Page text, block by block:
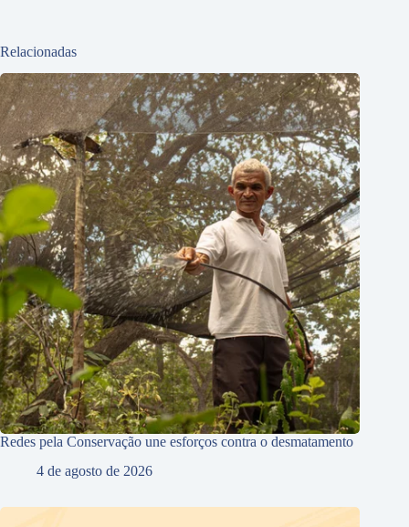
Relacionadas
Redes pela Conservação une esforços contra o desmatamento
4 de agosto de 2026